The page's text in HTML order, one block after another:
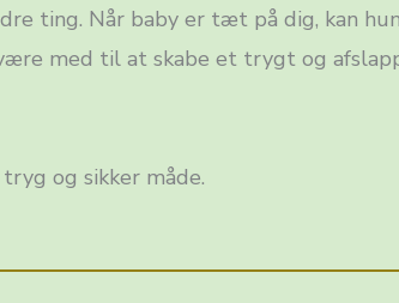
ting. Når baby er tæt på dig, kan
med til at skabe et trygt og
og sikker måde.